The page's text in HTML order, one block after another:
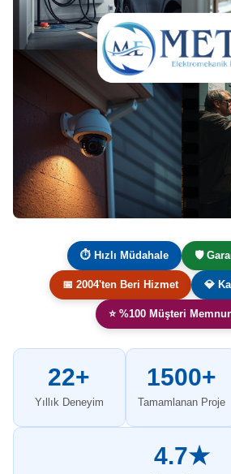
⏱ Hızlı Müdahale 🛡️
📅 2004'ten Beri Hizmet 💎
⭐ %100 Müşteri
22+
Yıllık Deneyim
1500+
Tamamlanan Proje
4.7★